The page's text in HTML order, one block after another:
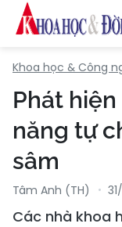
Khoa học & Công
Phát
năng tự
sâm
Tâm Anh (TH)
Các nhà khoa